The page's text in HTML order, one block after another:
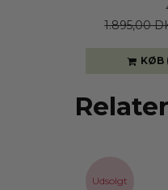
1.895,00
Udsolgt